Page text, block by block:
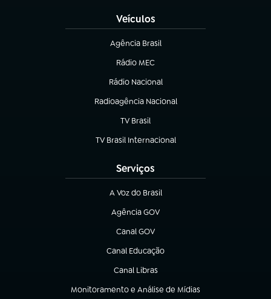
Veículos
Agência Brasil
(abre em nova aba)
Rádio MEC
(abre em nova aba)
Rádio Nacional
Radioagência Nacional
(abre em nova aba)
TV Brasil
(abre em nova aba)
TV Brasil Internacional
(abre em nova aba)
Serviços
A Voz do Brasil
(abre em nova aba)
Agência GOV
(abre em nova aba)
Canal GOV
(abre em nova aba)
Canal Educação
(abre em nova aba)
Canal Libras
(abre em nova aba)
Monitoramento e Análise de Mídias
(abre em nova aba)